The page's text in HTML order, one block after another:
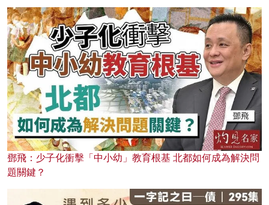
鄧飛：少子化衝擊「中小幼」教育根基 北都如何成為解決問
題關鍵？